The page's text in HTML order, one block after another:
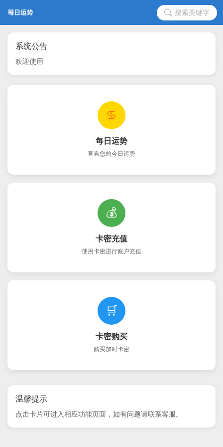
搜索关键字
系统公告
欢迎使用
♋
每日运势
查看您的今日运势
💰
卡密充值
使用卡密进行账户充值
🛒
卡密购买
购买加时卡密
温馨提示
点击卡片可进入相应功能页面，如有问题请联系客服。